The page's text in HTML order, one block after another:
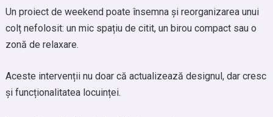
Un proiect de weekend poate însemna și reorganizarea unui
colț nefolosit: un mic spațiu de citit, un birou compact sau o
zonă de relaxare.
Aceste intervenții nu doar că actualizează designul, dar cresc
și funcționalitatea locuinței.